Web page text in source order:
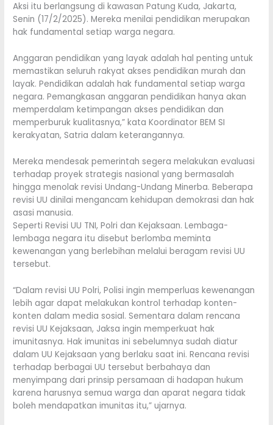
Aksi itu berlangsung di kawasan Patung Kuda, Jakarta,
Senin (17/2/2025). Mereka menilai pendidikan merupakan
hak fundamental setiap warga negara.
Anggaran pendidikan yang layak adalah hal penting untuk
memastikan seluruh rakyat akses pendidikan murah dan
layak. Pendidikan adalah hak fundamental setiap warga
negara. Pemangkasan anggaran pendidikan hanya akan
memperdalam ketimpangan akses pendidikan dan
memperburuk kualitasnya,” kata Koordinator BEM SI
kerakyatan, Satria dalam keterangannya.
Mereka mendesak pemerintah segera melakukan evaluasi
terhadap proyek strategis nasional yang bermasalah
hingga menolak revisi Undang-Undang Minerba. Beberapa
revisi UU dinilai mengancam kehidupan demokrasi dan hak
asasi manusia.
Seperti Revisi UU TNI, Polri dan Kejaksaan. Lembaga-
lembaga negara itu disebut berlomba meminta
kewenangan yang berlebihan melalui beragam revisi UU
tersebut.
“Dalam revisi UU Polri, Polisi ingin memperluas kewenangan
lebih agar dapat melakukan kontrol terhadap konten-
konten dalam media sosial. Sementara dalam rencana
revisi UU Kejaksaan, Jaksa ingin memperkuat hak
imunitasnya. Hak imunitas ini sebelumnya sudah diatur
dalam UU Kejaksaan yang berlaku saat ini. Rencana revisi
terhadap berbagai UU tersebut berbahaya dan
menyimpang dari prinsip persamaan di hadapan hukum
karena harusnya semua warga dan aparat negara tidak
boleh mendapatkan imunitas itu,” ujarnya.